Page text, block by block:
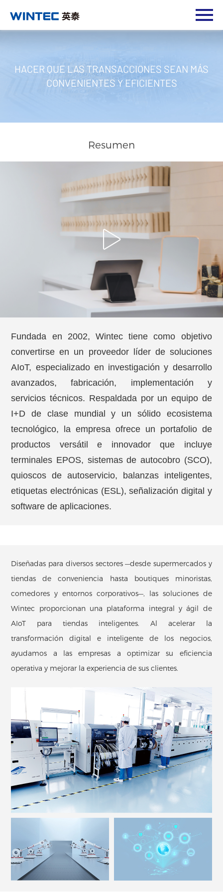
HACER QUE LAS TRANSACCIONES SEAN MÁS
CONVENIENTES Y EFICIENTES
Resumen
Fundada en 2002, Wintec tiene como objetivo
convertirse en un proveedor líder de soluciones
AIoT, especializado en investigación y desarrollo
avanzados, fabricación, implementación y
servicios técnicos. Respaldada por un equipo de
I+D de clase mundial y un sólido ecosistema
tecnológico, la empresa ofrece un portafolio de
productos versátil e innovador que incluye
terminales EPOS, sistemas de autocobro (SCO),
quioscos de autoservicio, balanzas inteligentes,
etiquetas electrónicas (ESL), señalización digital y
software de aplicaciones.
Diseñadas para diversos sectores —desde supermercados y
tiendas de conveniencia hasta boutiques minoristas,
comedores y entornos corporativos—, las soluciones de
Wintec proporcionan una plataforma integral y ágil de
AIoT para tiendas inteligentes. Al acelerar la
transformación digital e inteligente de los negocios,
ayudamos a las empresas a optimizar su eficiencia
operativa y mejorar la experiencia de sus clientes.